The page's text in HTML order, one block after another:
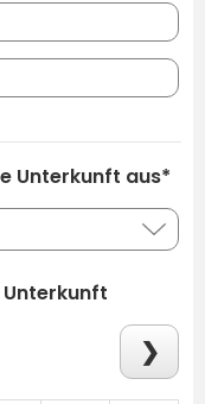
Unterkunft aus*